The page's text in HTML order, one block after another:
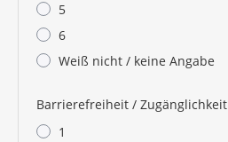
5
6
Weiß nicht / keine Angabe
Barrierefreiheit / Zugänglichkeit
1